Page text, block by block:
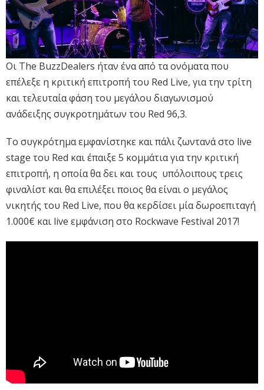
Οι The BuzzDealers ήταν ένα από τα ονόματα που
επέλεξε η κριτική επιτροπή του Red Live, για την τρίτη
και τελευταία φάση του μεγάλου διαγωνισμού
ανάδειξης συγκροτημάτων του Red 96,3.
Το συγκρότημα εμφανίστηκε και πάλι ζωντανά στο live
stage του Red και έπαιξε 5 κομμάτια για την κριτική
επιτροπή, η οποία θα δει και τους υπόλοιπους τρεις
φιναλίστ και θα επιλέξει ποιος θα είναι ο μεγάλος
νικητής του Red Live, που θα κερδίσει μία δωροεπιταγή
1.000€ και live εμφάνιση στο Rockwave Festival 2017!